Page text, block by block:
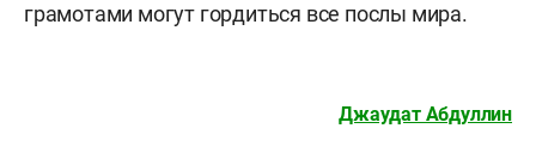
грамотами могут гордиться все послы мира.
Джаудат Абдуллин